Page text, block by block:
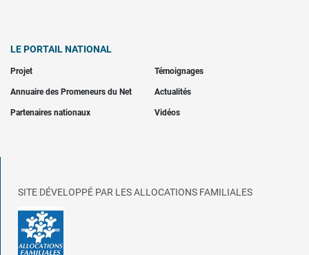
LE PORTAIL NATIONAL
Projet Témoignages
Annuaire des Promeneurs du Net Actualités
Partenaires nationaux Vidéos
SITE DÉVELOPPÉ PAR LES ALLOCATIONS FAMILIALES